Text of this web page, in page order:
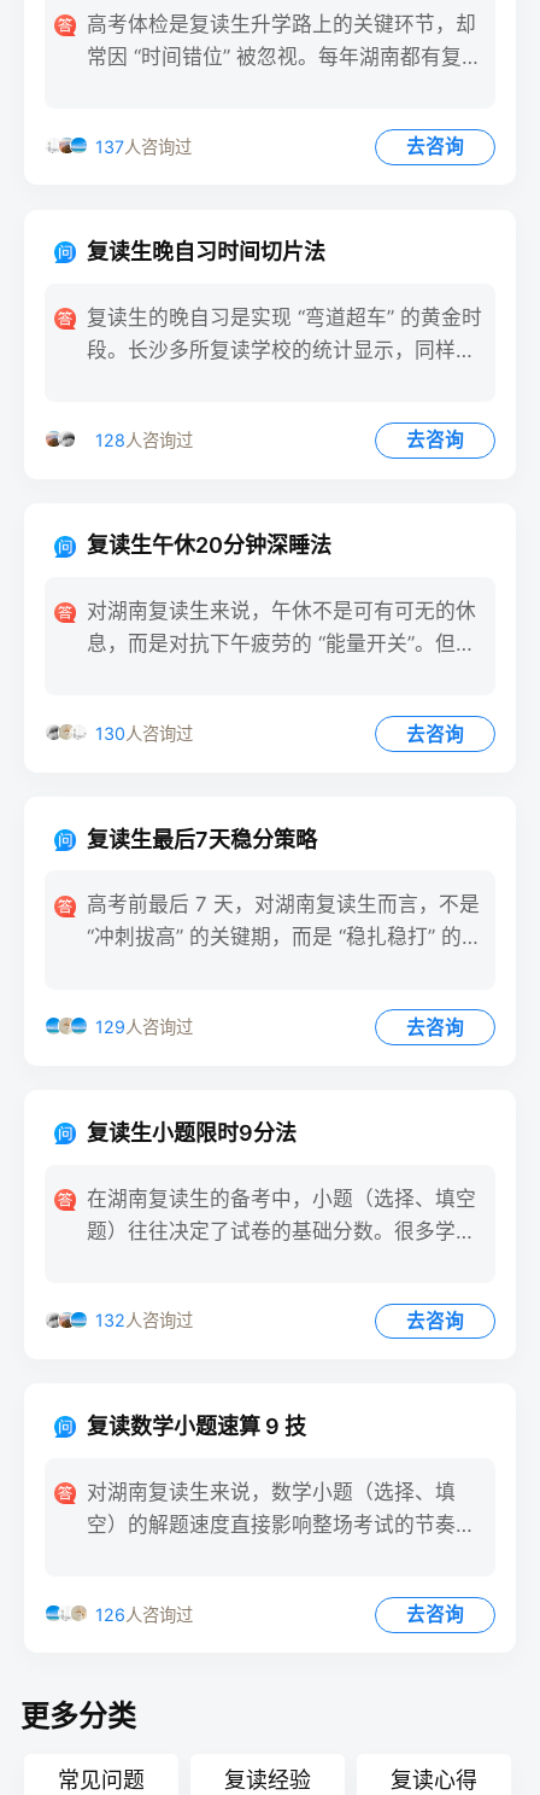
高考体检是复读生升学路上的关键环节，却
常因 “时间错位” 被忽视。每年湖南都有复读
137人咨询过 去咨询
复读生晚自习时间切片法
复读生的晚自习是实现 “弯道超车” 的黄金时
段。长沙多所复读学校的统计显示，同样是
128人咨询过 去咨询
复读生午休20分钟深睡法
对湖南复读生来说，午休不是可有可无的休
息，而是对抗下午疲劳的 “能量开关”。但多
130人咨询过 去咨询
复读生最后7天稳分策略
高考前最后 7 天，对湖南复读生而言，不是
“冲刺拔高” 的关键期，而是 “稳扎稳打” 的守
129人咨询过 去咨询
复读生小题限时9分法
在湖南复读生的备考中，小题（选择、填空
题）往往决定了试卷的基础分数。很多学生
132人咨询过 去咨询
复读数学小题速算 9 技
对湖南复读生来说，数学小题（选择、填
空）的解题速度直接影响整场考试的节奏。
126人咨询过 去咨询
更多分类
常见问题 复读经验 复读心得